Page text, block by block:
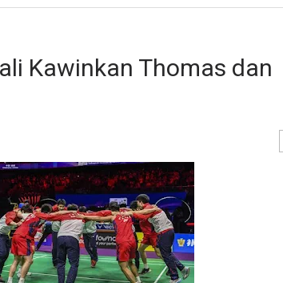
Kawinkan Thomas dan